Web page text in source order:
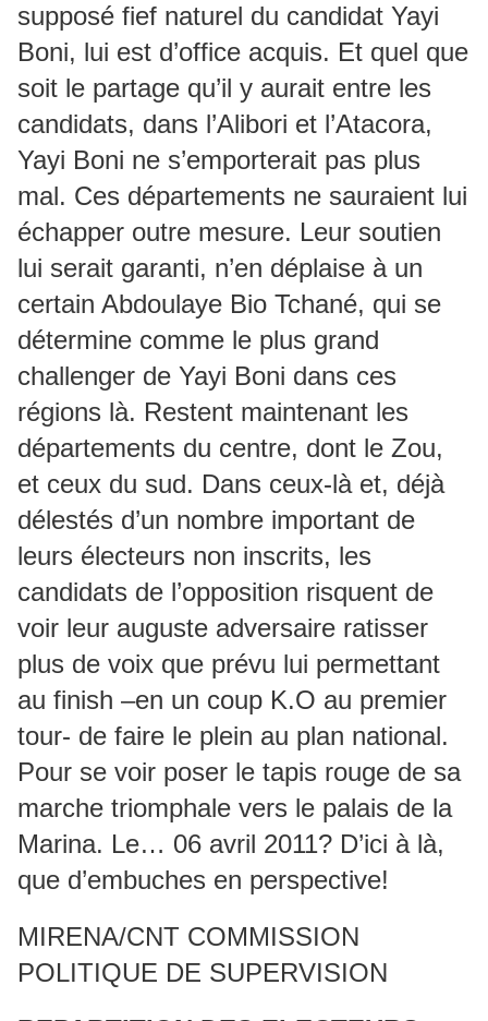
supposé fief naturel du candidat Yayi
Boni, lui est d’office acquis. Et quel que
soit le partage qu’il y aurait entre les
candidats, dans l’Alibori et l’Atacora,
Yayi Boni ne s’emporterait pas plus
mal. Ces départements ne sauraient lui
échapper outre mesure. Leur soutien
lui serait garanti, n’en déplaise à un
certain Abdoulaye Bio Tchané, qui se
détermine comme le plus grand
challenger de Yayi Boni dans ces
régions là. Restent maintenant les
départements du centre, dont le Zou,
et ceux du sud. Dans ceux-là et, déjà
délestés d’un nombre important de
leurs électeurs non inscrits, les
candidats de l’opposition risquent de
voir leur auguste adversaire ratisser
plus de voix que prévu lui permettant
au finish –en un coup K.O au premier
tour- de faire le plein au plan national.
Pour se voir poser le tapis rouge de sa
marche triomphale vers le palais de la
Marina. Le… 06 avril 2011? D’ici à là,
que d’embuches en perspective!
MIRENA/CNT COMMISSION
POLITIQUE DE SUPERVISION